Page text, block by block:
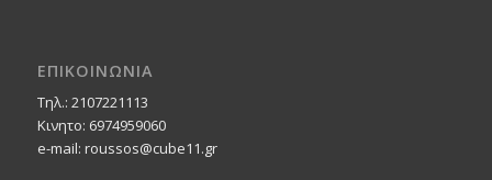
ΕΠΙΚΟΙΝΩΝΙΑ
Τηλ.: 2107221113
Κινητο: 6974959060
e-mail: roussos@cube11.gr